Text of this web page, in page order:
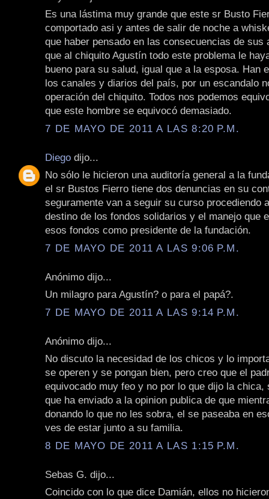
Es una lástima muy grande que este sr Busto
comportado asi y antes de salir de noche a
que haber pensado en las consecuencias de sus
que al chiquito Agustín todo este problema le
bueno para su salud, igual que a la esposa. Han
los canales y diarios del país, por un escandalo
operación del chiquito. Todos nos podemos
que este hombre se equivocó demasiado.
7 DE MAYO DE 2011 A LAS 8:20 P.M.
Diego dijo...
No sólo le hicieron una auditoría general a la
el sr Bustos Fierro tiene dos denuncias en su
seguramente van a seguir su curso procediendo
destino de los fondos solidarios y el manejo que
esos fondos como presidente de la fundación.
7 DE MAYO DE 2011 A LAS 9:06 P.M.
Anónimo dijo...
Un milagro para Agustín? o para el papá?.
7 DE MAYO DE 2011 A LAS 9:14 P.M.
Anónimo dijo...
No discuto la necesidad de los chicos y lo
se operen y se pongan bien, pero creo que el
equivocado muy feo y no por lo que dijo la chica,
que ha enviado a la opinion publica de que
donando lo que no les sobra, el se paseaba en
ves de estar junto a su familia.
8 DE MAYO DE 2011 A LAS 1:15 P.M.
Sebas G. dijo...
Coincido con lo que dice Damián, ellos no